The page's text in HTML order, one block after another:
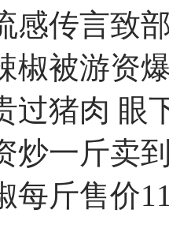
感传言致
椒被游资
过猪肉 眼
炒一斤卖
每斤售价